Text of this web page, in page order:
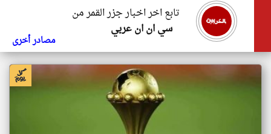
تابع اخر اخبار جزر القمر من
سي ان ان عربي
مصادر أخرى